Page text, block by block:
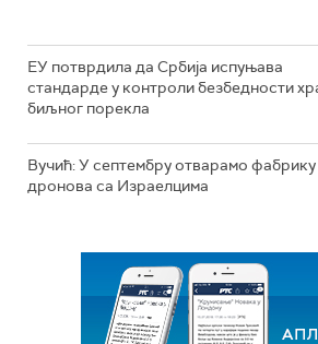
ЕУ потврдила да Србија испуњава
стандарде у контроли безбедности
биљног порекла
Вучић: У септембру отварамо фабрику
дронова са Израелцима